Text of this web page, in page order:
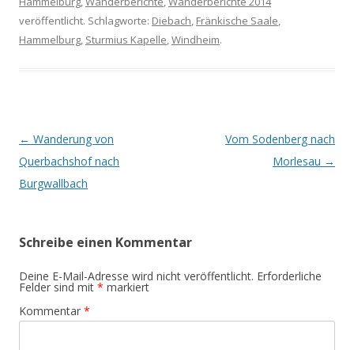
veröffentlicht. Schlagworte: Diebach, Fränkische Saale,
Hammelburg, Sturmius Kapelle,Windheim.
Beitrags-
Navigation
← Wanderung von
Querbachshof nach
Burgwallbach
Vom Sodenberg nach
Morlesau →
Schreibe einen Kommentar
Deine E-Mail-Adresse wird nicht veröffentlicht. Erforderliche
Felder sind mit * markiert
Kommentar *